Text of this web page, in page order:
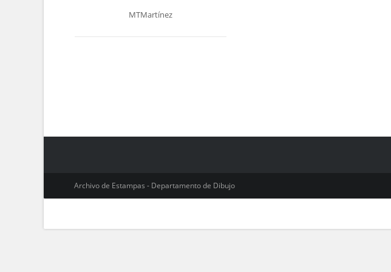
MTMartínez
Archivo de Estampas - Departamento de Dibujo